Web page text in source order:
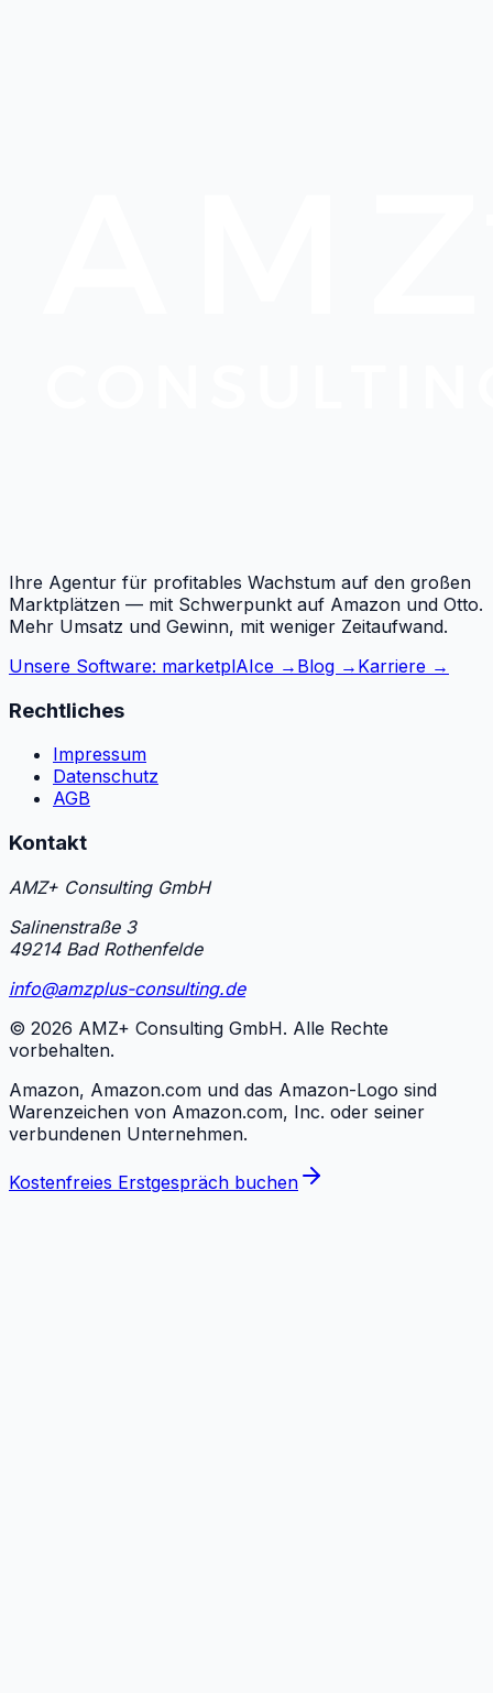
Ihre Agentur für profitables Wachstum auf den großen
Marktplätzen — mit Schwerpunkt auf Amazon und Otto.
Mehr Umsatz und Gewinn, mit weniger Zeitaufwand.
Unsere Software: marketplAIce → Blog → Karriere →
Rechtliches
Impressum
Datenschutz
AGB
Kontakt
AMZ+ Consulting GmbH
Salinenstraße 3
49214 Bad Rothenfelde
info@amzplus-consulting.de
© 2026 AMZ+ Consulting GmbH. Alle Rechte
vorbehalten.
Amazon, Amazon.com und das Amazon-Logo sind
Warenzeichen von Amazon.com, Inc. oder seiner
verbundenen Unternehmen.
Kostenfreies Erstgespräch buchen